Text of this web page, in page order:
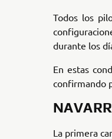
Todos los
durante los
En estas
confirmando
La primera